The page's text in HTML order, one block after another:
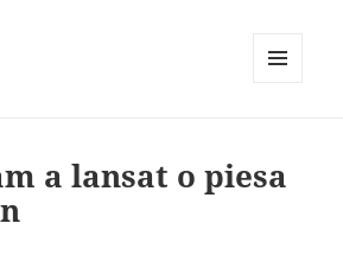
a lansat o piesa